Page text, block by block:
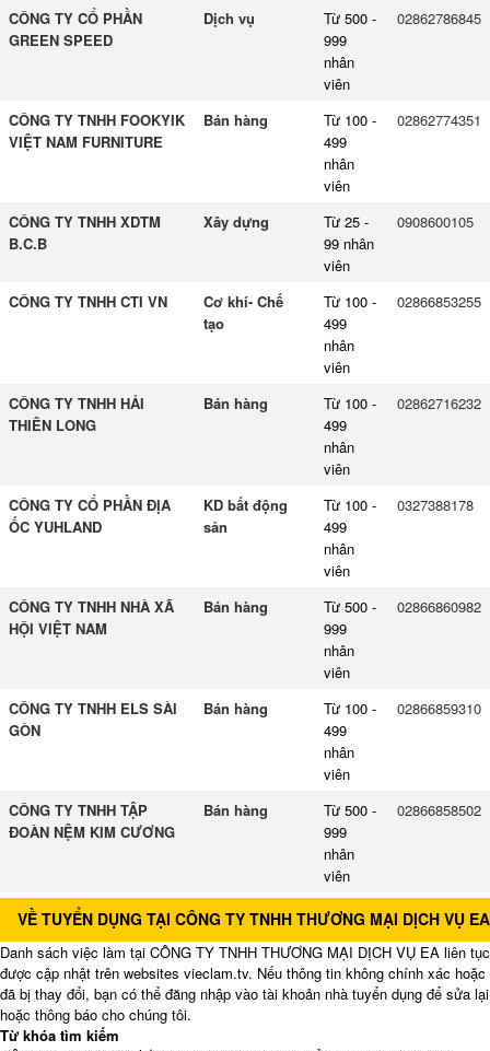
CÔNG TY CỔ PHẦN
GREEN SPEED
Dịch vụ
Từ 500 -
999
nhân
viên
02862786845
CÔNG TY TNHH FOOKYIK
VIỆT NAM FURNITURE
Bán hàng
Từ 100 -
499
nhân
viên
02862774351
CÔNG TY TNHH XDTM
B.C.B
Xây dựng
Từ 25 -
99 nhân
viên
0908600105
CÔNG TY TNHH CTI VN
Cơ khí- Chế
tạo
Từ 100 -
499
nhân
viên
02866853255
CÔNG TY TNHH HẢI
THIÊN LONG
Bán hàng
Từ 100 -
499
nhân
viên
02862716232
CÔNG TY CỔ PHẦN ĐỊA
ỐC YUHLAND
KD bất động
sản
Từ 100 -
499
nhân
viên
0327388178
CÔNG TY TNHH NHÀ XÃ
HỘI VIỆT NAM
Bán hàng
Từ 500 -
999
nhân
viên
02866860982
CÔNG TY TNHH ELS SÀI
GÒN
Bán hàng
Từ 100 -
499
nhân
viên
02866859310
CÔNG TY TNHH TẬP
ĐOÀN NỆM KIM CƯƠNG
Bán hàng
Từ 500 -
999
nhân
viên
02866858502
VỀ TUYỂN DỤNG TẠI CÔNG TY TNHH THƯƠNG MẠI DỊCH VỤ EA
Danh sách việc làm tại CÔNG TY TNHH THƯƠNG MẠI DỊCH VỤ EA liên tục
được cập nhật trên websites vieclam.tv. Nếu thông tin không chính xác hoặc
đã bị thay đổi, bạn có thể đăng nhập vào tài khoản nhà tuyển dụng để sửa lại
hoặc thông báo cho chúng tôi.
Từ khóa tìm kiếm